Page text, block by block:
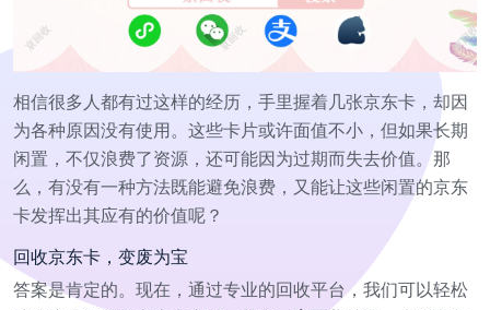
相信很多人都有过这样的经历，手里握着几张京东卡，却因
为各种原因没有使用。这些卡片或许面值不小，但如果长期
闲置，不仅浪费了资源，还可能因为过期而失去价值。那
么，有没有一种方法既能避免浪费，又能让这些闲置的京东
卡发挥出其应有的价值呢？
回收京东卡，变废为宝
答案是肯定的。现在，通过专业的回收平台，我们可以轻松